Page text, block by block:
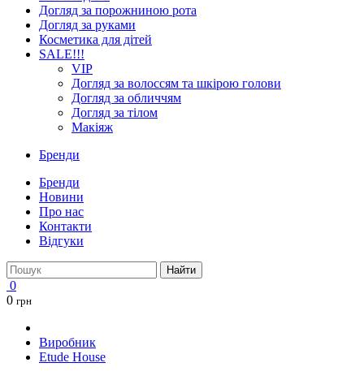
Догляд за порожниною рота
Догляд за руками
Косметика для дітей
SALE!!!
VIP
Догляд за волоссям та шкірою голови
Догляд за обличчям
Догляд за тілом
Макіяж
Бренди
Бренди
Новини
Про нас
Контакти
Відгуки
Найти
0
0 грн
Виробник
Etude House